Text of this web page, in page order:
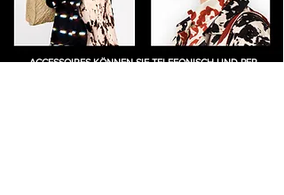
ACCESSOIRES KÖNNEN SIE TELEFONISCH UND PER